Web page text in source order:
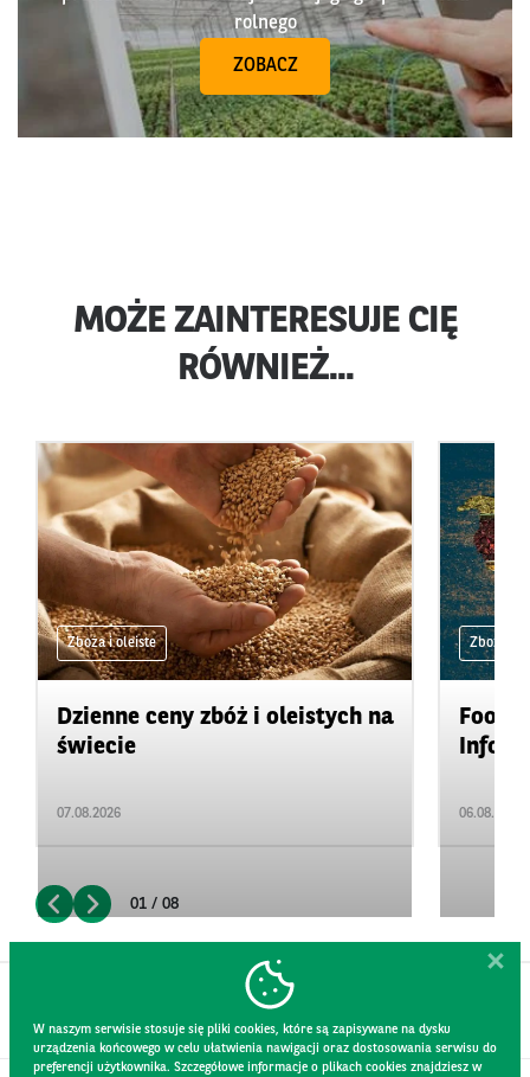
rolnego
ZOBACZ
MOŻE ZAINTERESUJE CIĘ
RÓWNIEŻ...
Zboża i oleiste
Dzienne ceny zbóż i oleistych na
świecie
07.08.2026
Zboża i
06.08.2026
01 / 08
W naszym serwisie stosuje się pliki cookies, które są zapisywane na dysku
urządzenia końcowego w celu ułatwienia nawigacji oraz dostosowania serwisu do
preferencji użytkownika. Szczegółowe informacje o plikach cookies znajdziesz w